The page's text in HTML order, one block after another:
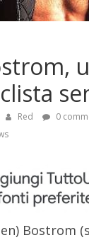
Red 0
Bostrom